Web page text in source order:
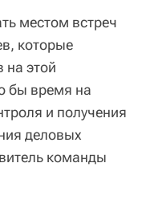
местом встреч
которые
на этой
бы время на
и получения
деловых
команды